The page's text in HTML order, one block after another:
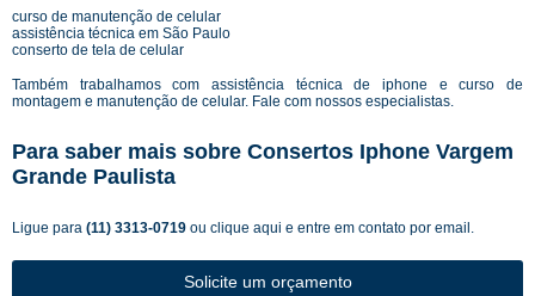
curso de manutenção de celular
assistência técnica em São Paulo
conserto de tela de celular
Também trabalhamos com assistência técnica de iphone e curso de
montagem e manutenção de celular. Fale com nossos especialistas.
Para saber mais sobre Consertos Iphone Vargem
Grande Paulista
Ligue para (11) 3313-0719 ou clique aqui e entre em contato por email.
Solicite um orçamento